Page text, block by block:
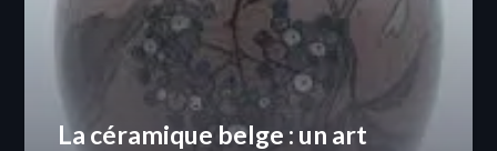
La céramique belge : un art